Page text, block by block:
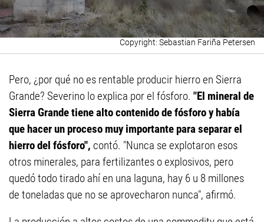
Sebastian Fariña Petersen
Pero, ¿por qué no es rentable producir hierro en Sierra
Grande? Severino lo explica por el fósforo. "El mineral de
Sierra Grande tiene alto contenido de fósforo y había
que hacer un proceso muy importante para separar el
hierro del fósforo", contó. "Nunca se explotaron esos
otros minerales, para fertilizantes o explosivos, pero
quedó todo tirado ahí en una laguna, hay 6 u 8 millones
de toneladas que no se aprovecharon nunca", afirmó.